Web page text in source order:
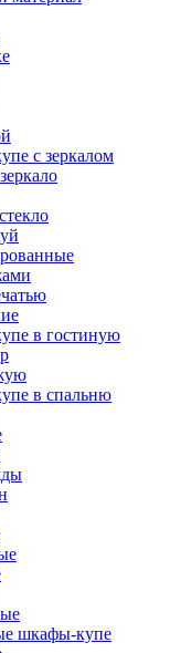
с зеркалом
в гостиную
в спальню
шкафы-купе